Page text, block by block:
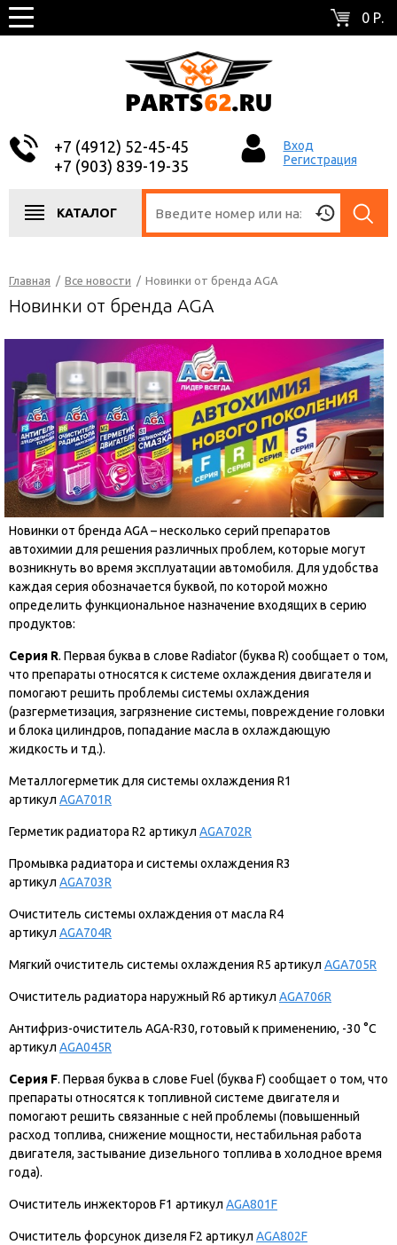
0 Р.
+7 (4912) 52-45-45
+7 (903) 839-19-35
Вход
Регистрация
КАТАЛОГ
Главная / Все новости / Новинки от бренда AGA
Новинки от бренда AGA
Новинки от бренда AGA – несколько серий препаратов
автохимии для решения различных проблем, которые могут
возникнуть во время эксплуатации автомобиля. Для удобства
каждая серия обозначается буквой, по которой можно
определить функциональное назначение входящих в серию
продуктов:
Серия R. Первая буква в слове Radiator (буква R) сообщает о том,
что препараты относятся к системе охлаждения двигателя и
помогают решить проблемы системы охлаждения
(разгерметизация, загрязнение системы, повреждение головки
и блока цилиндров, попадание масла в охлаждающую
жидкость и тд.).
Металлогерметик для системы охлаждения R1
артикул AGA701R
Герметик радиатора R2 артикул AGA702R
Промывка радиатора и системы охлаждения R3
артикул AGA703R
Очиститель системы охлаждения от масла R4
артикул AGA704R
Мягкий очиститель системы охлаждения R5 артикул AGA705R
Очиститель радиатора наружный R6 артикул AGA706R
Антифриз-очиститель AGA-R30, готовый к применению, -30 °С
артикул AGA045R
Серия F. Первая буква в слове Fuel (буква F) сообщает о том, что
препараты относятся к топливной системе двигателя и
помогают решить связанные с ней проблемы (повышенный
расход топлива, снижение мощности, нестабильная работа
двигателя, застывание дизельного топлива в холодное время
года).
Очиститель инжекторов F1 артикул AGA801F
Очиститель форсунок дизеля F2 артикул AGA802F